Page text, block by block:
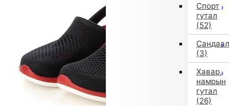
Спорт
гутал
(52)
Сандаал
(3)
Хавар,
намрын
гутал
(26)